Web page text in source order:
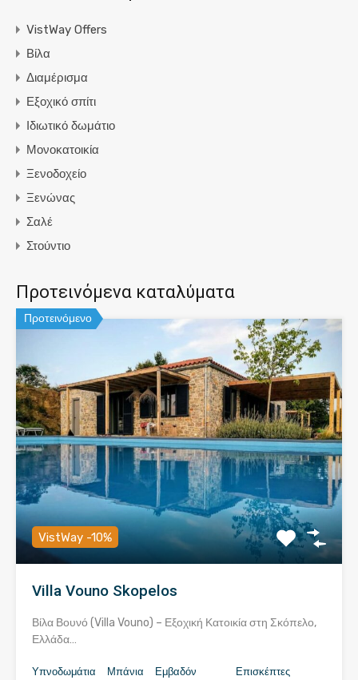
VistWay Offers
Βίλα
Διαμέρισμα
Εξοχικό σπίτι
Ιδιωτικό δωμάτιο
Μονοκατοικία
Ξενοδοχείο
Ξενώνας
Σαλέ
Στούντιο
Προτεινόμενα καταλύματα
Προτεινόμενο
VistWay -10%
Villa Vouno Skopelos
Βίλα Βουνό (Villa Vouno) – Εξοχική Κατοικία στη Σκόπελο,
Ελλάδα…
Υπνοδωμάτια
Μπάνια
Εμβαδόν
Επισκέπτες